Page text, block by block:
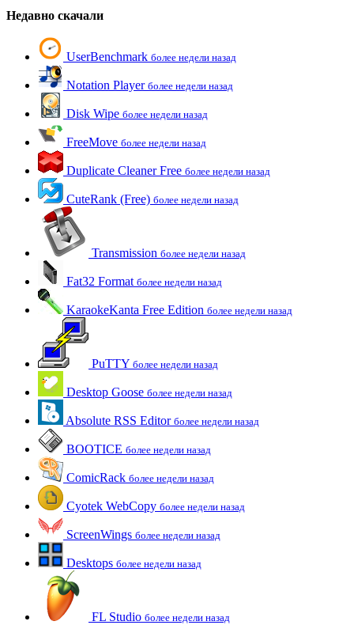
Недавно скачали
UserBenchmark более недели назад
Notation Player более недели назад
Disk Wipe более недели назад
FreeMove более недели назад
Duplicate Cleaner Free более недели назад
CuteRank (Free) более недели назад
Transmission более недели назад
Fat32 Format более недели назад
KaraokeKanta Free Edition более недели назад
PuTTY более недели назад
Desktop Goose более недели назад
Absolute RSS Editor более недели назад
BOOTICE более недели назад
ComicRack более недели назад
Cyotek WebCopy более недели назад
ScreenWings более недели назад
Desktops более недели назад
FL Studio более недели назад